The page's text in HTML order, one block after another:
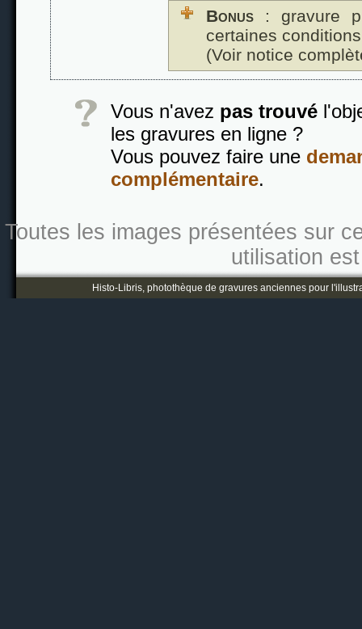
Bonus : gravure
certaines
(Voir notice
Vous n'avez pas trouvé
les gravures en ligne ?
Vous pouvez faire une
complémentaire.
Toutes les images présentées sur
utilisation
Histo-Libris, photothèque de gravures anciennes pour